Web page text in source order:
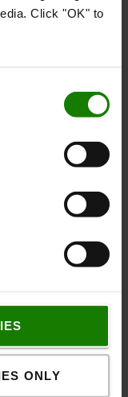
Click "OK" to
ONLY
fossilfri